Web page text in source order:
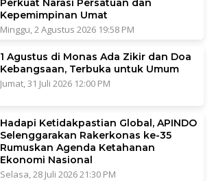
Kepemimpinan Umat
Minggu, 2 Agustus 2026 19:58 PM
1 Agustus di Monas Ada Zikir dan Doa
Kebangsaan, Terbuka untuk Umum
Jumat, 31 Juli 2026 12:00 PM
Hadapi Ketidakpastian Global, APINDO
Selenggarakan Rakerkonas ke-35
Rumuskan Agenda Ketahanan
Ekonomi Nasional
Selasa, 28 Juli 2026 21:30 PM